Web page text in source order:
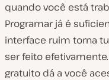
quando você está
Programar já é
interface ruim torna
ser feito
gratuito dá a você